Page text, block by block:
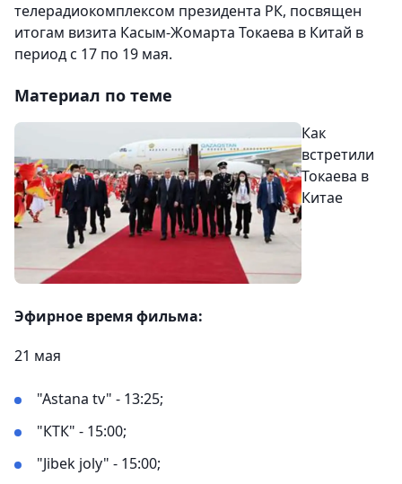
телерадиокомплексом президента РК, посвящен
итогам визита Касым-Жомарта Токаева в Китай в
период с 17 по 19 мая.
Материал по теме
Как
встретили
Токаева в
Китае
Эфирное время фильма:
21 мая
"Astana tv" - 13:25;
"КТК" - 15:00;
"Jibek joly" - 15:00;